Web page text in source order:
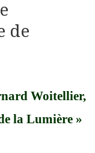
de
Woitellier,
la Lumière »